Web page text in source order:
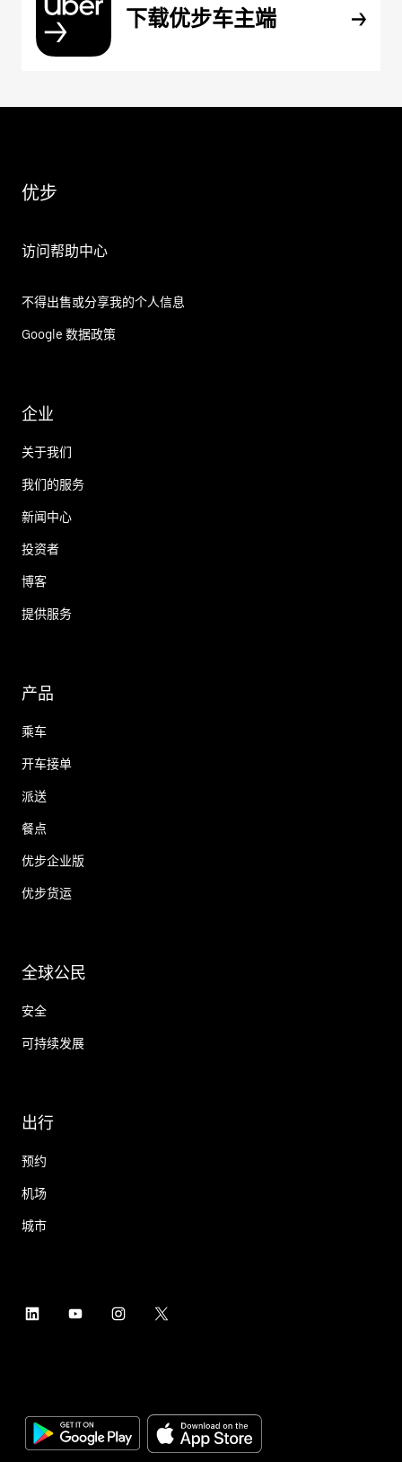
下载优步车主端
优步
访问帮助中心
不得出售或分享我的个人信息
Google 数据政策
企业
关于我们
我们的服务
新闻中心
投资者
博客
提供服务
产品
乘车
开车接单
派送
餐点
优步企业版
优步货运
全球公民
安全
可持续发展
出行
预约
机场
城市